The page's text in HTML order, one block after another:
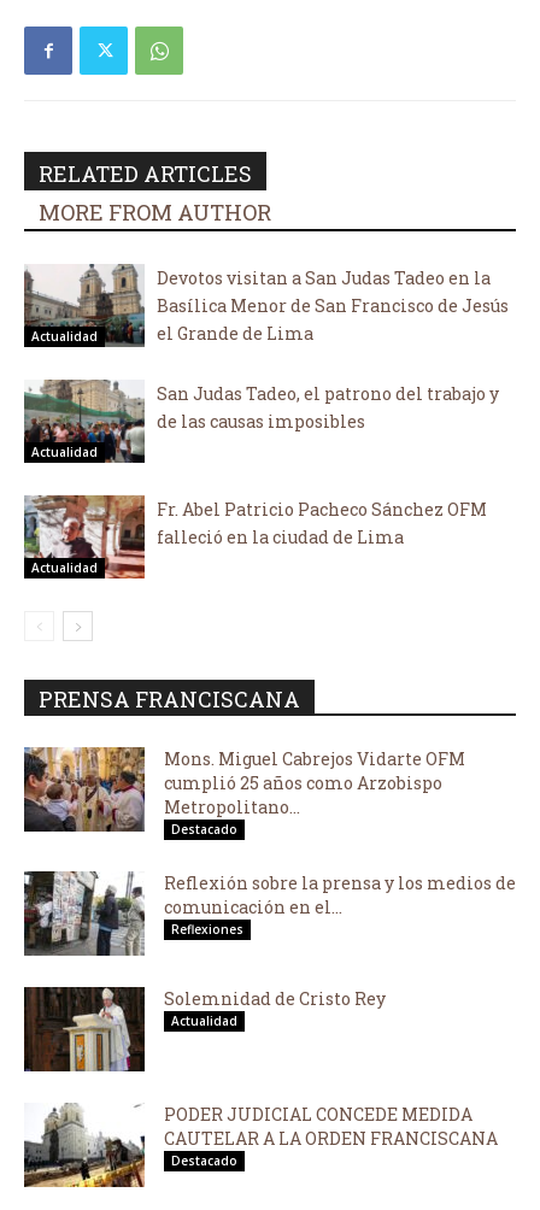
RELATED ARTICLES
MORE FROM AUTHOR
Actualidad
Devotos visitan a San Judas Tadeo en la
Basílica Menor de San Francisco de Jesús
el Grande de Lima
Actualidad
San Judas Tadeo, el patrono del trabajo y
de las causas imposibles
Actualidad
Fr. Abel Patricio Pacheco Sánchez OFM
falleció en la ciudad de Lima
PRENSA FRANCISCANA
Mons. Miguel Cabrejos Vidarte OFM
cumplió 25 años como Arzobispo
Metropolitano...
Destacado
Reflexión sobre la prensa y los medios de
comunicación en el...
Reflexiones
Solemnidad de Cristo Rey
Actualidad
PODER JUDICIAL CONCEDE MEDIDA
CAUTELAR A LA ORDEN FRANCISCANA
Destacado